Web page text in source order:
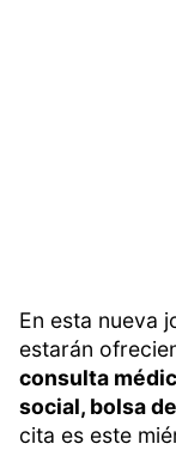
En esta nueva
estarán
consulta
social, bolsa
cita es este